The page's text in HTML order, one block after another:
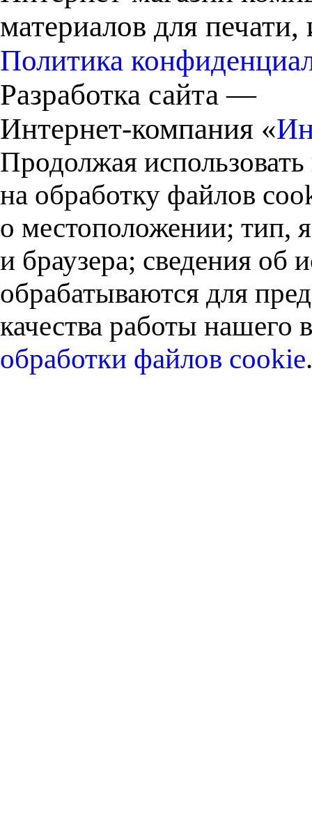
материалов для
Политика
Разработка сайта —
Интернет-компания «
Продолжая
на обработку файлов
о местоположении; тип,
и браузера; сведения об
обрабатываются для
качества работы нашего
обработки файлов cookie.